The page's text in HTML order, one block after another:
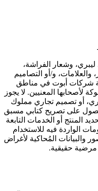
ليبري، وشعار الفراشة،
و/أو التصاميم
شركات أبوت في مناطق
لأصحابها المعنيين. لا يجوز
أو تصميم تجاري مملوك
على تصريح كتابي مسبق
المنتج أو الخدمات التابعة
الواردة فيه للاستخدام
والبيانات المُحاكية لأغراض
مرضية حقيقية.